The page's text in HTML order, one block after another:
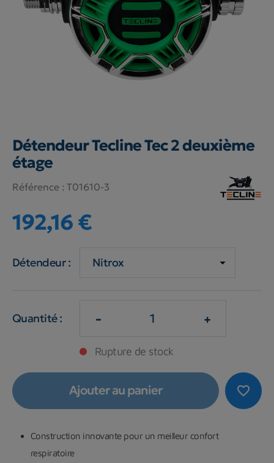
Détendeur Tecline Tec 2 deuxième
étage
Référence : T01610-3
192,16 €
Détendeur :
Quantité : - +
Rupture de stock
favorite_border
Ajouter au panier
Construction innovante pour un meilleur confort
respiratoire